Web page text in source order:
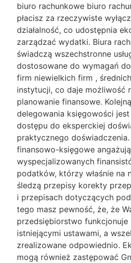
biuro rachunkowe biuro
płacisz za rzeczywiste
działalność, co udostępnia
zarządzać wydatki. Biura
świadczą wszechstronne
dostosowane do wymagań
firm niewielkich firm ,
instytucji, co daje możliwość
planowanie finansowe.
delegowania księgowości
dostępu do eksperckiej
praktycznego
finansowo-księgowe angażują
wyspecjalizowanych
podatków, którzy właśnie na
śledzą przepisy korekty
i przepisach dotyczących
tego masz pewność, że, że
przedsiębiorstwo funkcjonuje
istniejącymi ustawami, a
zrealizowane odpowiednio.
mogą również zastępować